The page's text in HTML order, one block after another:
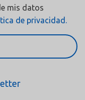
mis datos
de privacidad.